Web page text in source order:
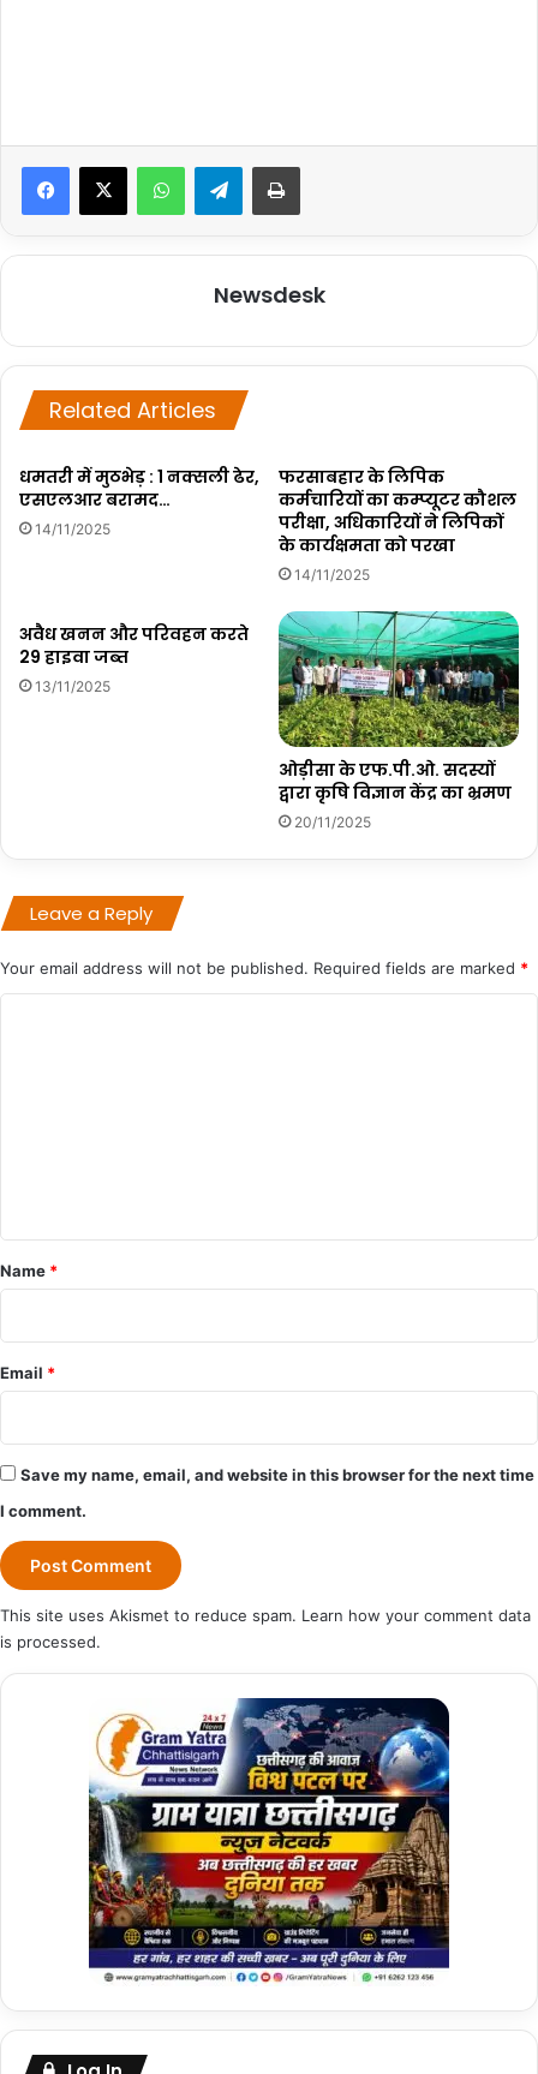
Telegram
Newsdesk
Related Articles
धमतरी में मुठभेड़ : 1 नक्सली ढेर,
एसएलआर बरामद…
14/11/2025
फरसाबहार के लिपिक
कर्मचारियों का कम्प्यूटर कौशल
परीक्षा, अधिकारियों ने लिपिकों
के कार्यक्षमता को परखा
14/11/2025
अवैध खनन और परिवहन करते
29 हाइवा जब्त
13/11/2025
ओड़ीसा के एफ.पी.ओ. सदस्यों
द्वारा कृषि विज्ञान केंद्र का भ्रमण
20/11/2025
Leave a Reply
Your email address will not be published. Required fields are marked *
*
Name *
Email *
Save my name, email, and website in this browser for the next time
I comment.
This site uses Akismet to reduce spam. Learn how your comment data
is processed.